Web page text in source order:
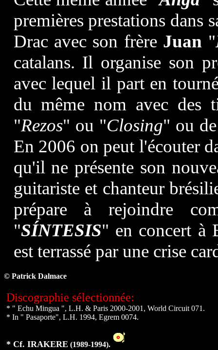
premières prestations dans
Drac avec son frère Juan "
catalans. Il organise son
avec lequel il part en
du même nom avec des
"Rezos" ou "Closing" ou de
En 2006 on peut l'écouter
qu'il ne présente son
guitariste et chanteur
prépare à rejoindre
"SÍNTESIS" en concert à
est terrassé par une crise
© Patrick Dalmace
Discographie sélectionnée:
* " Echu Mingua ", L.H. & Paris 2000-2001, World Circuit 071.
* In " Pasaporte", L.H. 1994, Egrem 0074.
* Cf. IRAKERE (1989-1994).